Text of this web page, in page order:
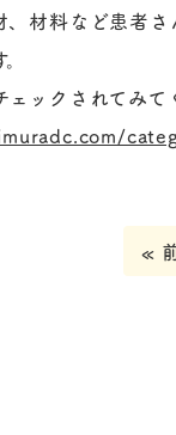
、材料など患者
ックされてみて
«